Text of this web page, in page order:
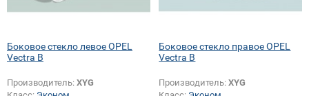
Боковое стекло левое OPEL
Vectra B
Производитель: XYG
Боковое стекло правое OPEL
Vectra B
Производитель:XYG